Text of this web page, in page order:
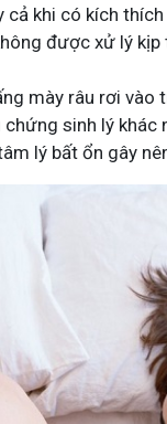
cả khi có kích
được xử lý
mày râu rơi vào
sinh lý khác
lý bất ổn gây